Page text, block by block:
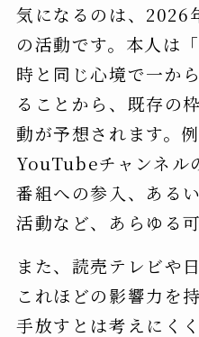
気になるのは、2026
の活動です。本人は
時と同じ心境で一か
ることから、既存の
動が予想されます。
YouTubeチャンネル
番組への参入、ある
活動など、あらゆる
また、読売テレビや
これほどの影響力を
手放すとは考えにく